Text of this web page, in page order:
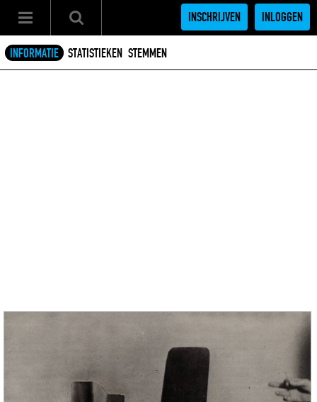
INSCHRIJVEN INLOGGEN
INFORMATIE STATISTIEKEN STEMMEN